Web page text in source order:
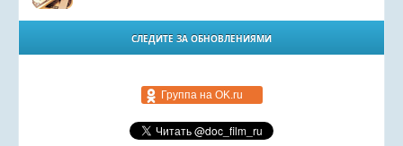
СЛЕДИТЕ ЗА ОБНОВЛЕНИЯМИ
Группа на OK.ru